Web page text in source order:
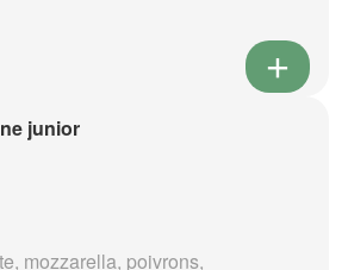
junior
mozzarella, poivrons,